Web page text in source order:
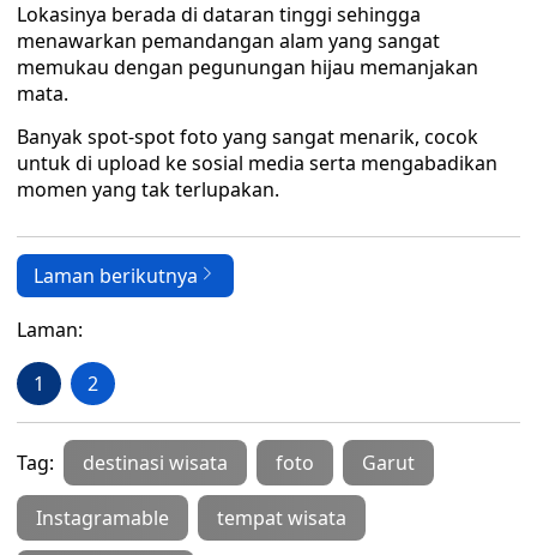
Lokasinya berada di dataran tinggi sehingga
menawarkan pemandangan alam yang sangat
memukau dengan pegunungan hijau memanjakan
mata.
Banyak spot-spot foto yang sangat menarik, cocok
untuk di upload ke sosial media serta mengabadikan
momen yang tak terlupakan.
Laman berikutnya
Laman:
1 2
Tag: destinasi wisata foto Garut
Instagramable tempat wisata